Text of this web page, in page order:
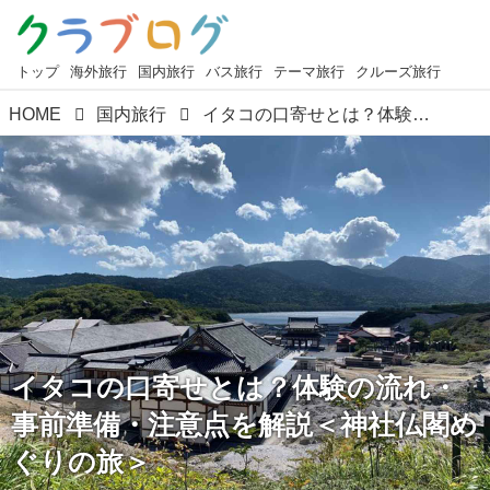
トップ 海外旅行 国内旅行 バス旅行 テーマ旅行 クルーズ旅行
HOME 国内旅行 イタコの口寄せとは？体験の流れ・事前準備・注意点を解説＜神社仏閣めぐりの旅＞
イタコの口寄せとは？体験の流れ・
事前準備・注意点を解説＜神社仏閣め
ぐりの旅＞